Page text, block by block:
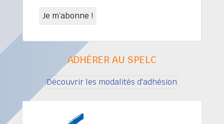
ADHÉRER AU SPELC
Découvrir les modalités d'adhésion